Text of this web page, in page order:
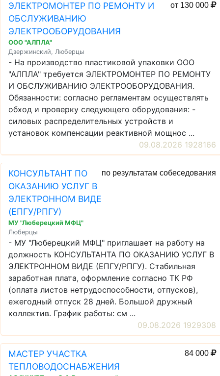
ЭЛЕКТРОМОНТЕР ПО РЕМОНТУ И
ОБСЛУЖИВАНИЮ
ЭЛЕКТРООБОРУДОВАНИЯ
от 130 000
ООО "АЛПЛА"
Дзержинский, Люберцы
- На производство пластиковой упаковки ООО
"АЛПЛА" требуется ЭЛЕКТРОМОНТЕР ПО РЕМОНТУ
И ОБСЛУЖИВАНИЮ ЭЛЕКТРООБОРУДОВАНИЯ.
Обязанности: согласно регламентам осуществлять
обход и проверку следующего оборудования: -
силовых распределительных устройств и
установок компенсации реактивной мощнос ...
09.08.2026 1928166
КОНСУЛЬТАНТ ПО
ОКАЗАНИЮ УСЛУГ В
ЭЛЕКТРОННОМ ВИДЕ
(ЕПГУ/РПГУ)
по результатам собеседования
МУ "Люберецкий МФЦ"
Люберцы
- МУ "Люберецкий МФЦ" приглашает на работу на
должность КОНСУЛЬТАНТА ПО ОКАЗАНИЮ УСЛУГ В
ЭЛЕКТРОННОМ ВИДЕ (ЕПГУ/РПГУ). Стабильная
заработная плата, оформление согласно ТК РФ
(оплата листов нетрудоспособности, отпусков),
ежегодный отпуск 28 дней. Большой дружный
коллектив. График работы: см ...
09.08.2026 1929308
МАСТЕР УЧАСТКА
ТЕПЛОВОДОСНАБЖЕНИЯ
84 000